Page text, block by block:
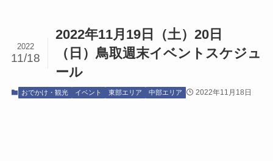
2022年11月19日（土）20日
（日）鳥取週末イベントスケジュ
ール
2022
11/18
おでかけ・観光 イベント 東部エリア 中部エリア 2022年11月18日